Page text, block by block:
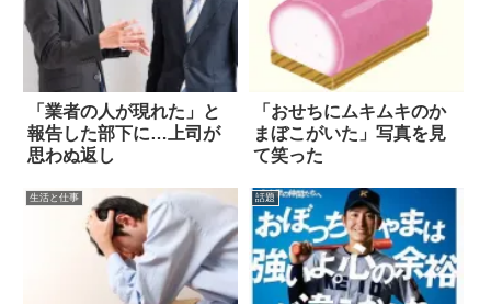
「業者の人が現れた」と
報告した部下に…上司が
思わぬ返し
「おせちにムキムキのか
まぼこがいた」写真を見
て笑った
生活と仕事 話題